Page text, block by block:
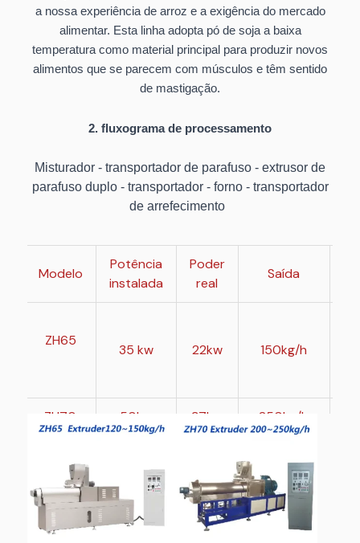
a nossa experiência de arroz e a exigência do mercado
alimentar. Esta linha adopta pó de soja a baixa
temperatura como material principal para produzir novos
alimentos que se parecem com músculos e têm sentido
de mastigação.
2. fluxograma de processamento
Misturador - transportador de parafuso - extrusor de
parafuso duplo - transportador - forno - transportador
de arrefecimento
Modelo
Potência
instalada
Poder
real
Saída
ZH65
35 kw 22kw 150kg/h
ZH70 50kw 37kw 250kg/h
ZH95
151kw 110kw
1
tonelada/h